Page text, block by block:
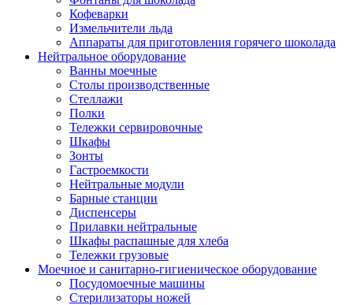
Кофеварки
Измельчители льда
Аппараты для приготовления горячего шоколада
Нейтральное оборудование
Ванны моечные
Столы производственные
Стеллажи
Полки
Тележки сервировочные
Шкафы
Зонты
Гастроемкости
Нейтральные модули
Барные станции
Диспенсеры
Прилавки нейтральные
Шкафы распашные для хлеба
Тележки грузовые
Моечное и санитарно-гигиеническое оборудование
Посудомоечные машины
Стерилизаторы ножей